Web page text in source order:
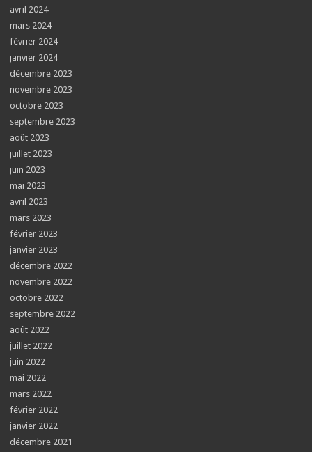
avril 2024
mars 2024
février 2024
janvier 2024
décembre 2023
novembre 2023
octobre 2023
septembre 2023
août 2023
juillet 2023
juin 2023
mai 2023
avril 2023
mars 2023
février 2023
janvier 2023
décembre 2022
novembre 2022
octobre 2022
septembre 2022
août 2022
juillet 2022
juin 2022
mai 2022
mars 2022
février 2022
janvier 2022
décembre 2021